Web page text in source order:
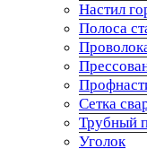
Настил
Полоса
Сетка
Трубный
Уголок